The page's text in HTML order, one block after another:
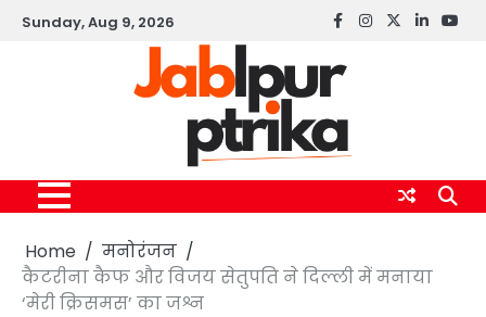
SkipSunday, Aug 9, 2026 Facebook
instagram
twitterlinkedin
Home
मनोरंजन
कैटरीना कैफ और विजय सेतुपति ने दिल्ली में मनाया
‘मेरी क्रिसमस’ का जश्न